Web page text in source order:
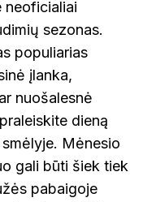
neoficialiai
sezonas.
populiarias
įlanka,
nuošalesnė
dieną
Mėnesio
gali būti šiek tiek
pabaigoje